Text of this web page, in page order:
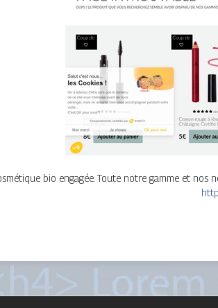
bio engagée. Toute notre gamme et